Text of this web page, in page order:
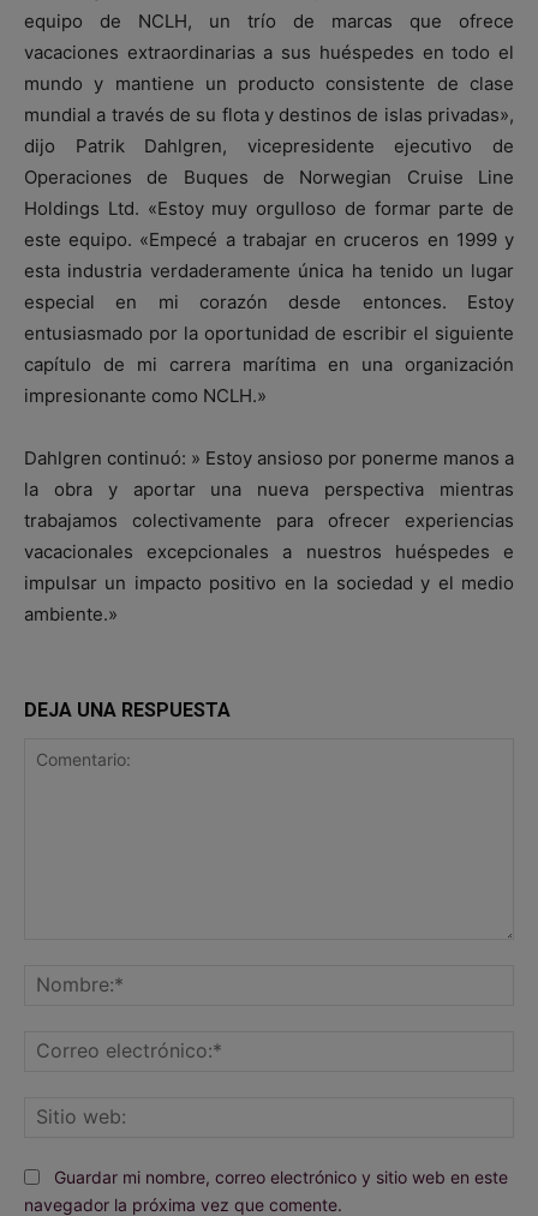
equipo de NCLH, un trío de marcas que ofrece
vacaciones extraordinarias a sus huéspedes en todo el
mundo y mantiene un producto consistente de clase
mundial a través de su flota y destinos de islas privadas»,
dijo Patrik Dahlgren, vicepresidente ejecutivo de
Operaciones de Buques de Norwegian Cruise Line
Holdings Ltd. «Estoy muy orgulloso de formar parte de
este equipo. «Empecé a trabajar en cruceros en 1999 y
esta industria verdaderamente única ha tenido un lugar
especial en mi corazón desde entonces. Estoy
entusiasmado por la oportunidad de escribir el siguiente
capítulo de mi carrera marítima en una organización
impresionante como NCLH.»
Dahlgren continuó: » Estoy ansioso por ponerme manos a
la obra y aportar una nueva perspectiva mientras
trabajamos colectivamente para ofrecer experiencias
vacacionales excepcionales a nuestros huéspedes e
impulsar un impacto positivo en la sociedad y el medio
ambiente.»
DEJA UNA RESPUESTA
Guardar mi nombre, correo electrónico y sitio web en este
navegador la próxima vez que comente.